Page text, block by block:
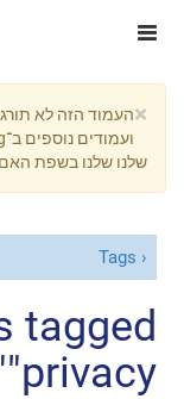
×העמוד הזה לא
שלנו שלנו בשפת
Tags
tagged
"privacy"